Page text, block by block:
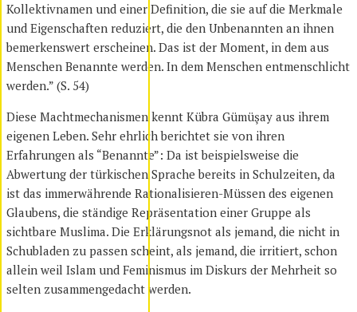
Kollektivnamen und einer Definition, die sie auf die Merkmale
und Eigenschaften reduziert, die den Unbenannten an ihnen
bemerkenswert erscheinen. Das ist der Moment, in dem aus
Menschen Benannte werden. In dem Menschen entmenschlicht
werden.” (S. 54)
Diese Machtmechanismen kennt Kübra Gümüşay aus ihrem
eigenen Leben. Sehr ehrlich berichtet sie von ihren
Erfahrungen als “Benannte”: Da ist beispielsweise die
Abwertung der türkischen Sprache bereits in Schulzeiten, da
ist das immerwährende Rationalisieren-Müssen des eigenen
Glaubens, die ständige Repräsentation einer Gruppe als
sichtbare Muslima. Die Erklärungsnot als jemand, die nicht in
Schubladen zu passen scheint, als jemand, die irritiert, schon
allein weil Islam und Feminismus im Diskurs der Mehrheit so
selten zusammengedacht werden.